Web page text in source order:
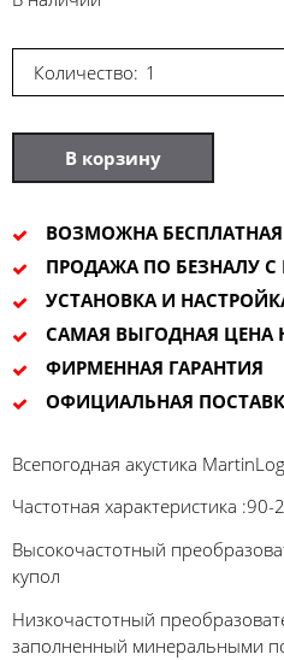
Количество:
В корзину
ВОЗМОЖНА
ПРОДАЖА ПО БЕЗНАЛУ С
УСТАНОВКА И
САМАЯ ВЫГОДНАЯ ЦЕНА
ФИРМЕННАЯ ГАРАНТИЯ
ОФИЦИАЛЬНАЯ
Всепогодная акустика
Частотная характеристика
Высокочастотный
купол
Низкочастотный
заполненный минеральными